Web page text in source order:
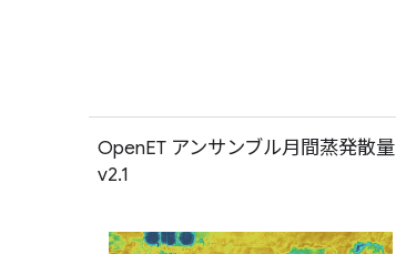
OpenET アンサンブル月間蒸発散量
v2.1